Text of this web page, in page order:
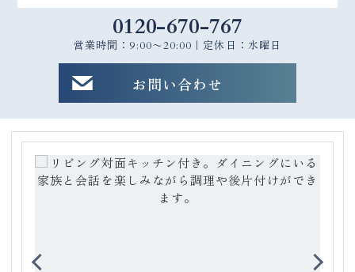
0120-670-767
営業時間：9:00〜20:00｜定休日：水曜日
お問い合わせ